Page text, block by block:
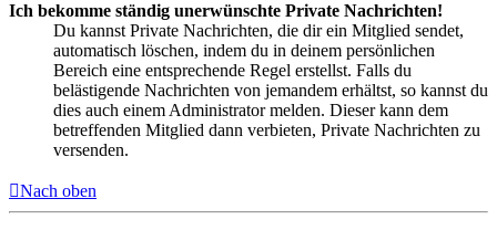
Ich bekomme ständig unerwünschte Private Nachrichten!
Du kannst Private Nachrichten, die dir ein Mitglied sendet,
automatisch löschen, indem du in deinem persönlichen
Bereich eine entsprechende Regel erstellst. Falls du
belästigende Nachrichten von jemandem erhältst, so kannst du
dies auch einem Administrator melden. Dieser kann dem
betreffenden Mitglied dann verbieten, Private Nachrichten zu
versenden.
Nach oben